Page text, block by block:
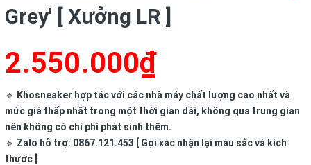
Grey' [ Xưởng LR ]
2.550.000₫
🔹 Khosneaker hợp tác với các nhà máy chất lượng cao nhất và
mức giá thấp nhất trong một thời gian dài, không qua trung gian
nên không có chi phí phát sinh thêm.
🔹 Zalo hỗ trợ: 0867.121.453 [ Gọi xác nhận lại màu sắc và kích
thước ]